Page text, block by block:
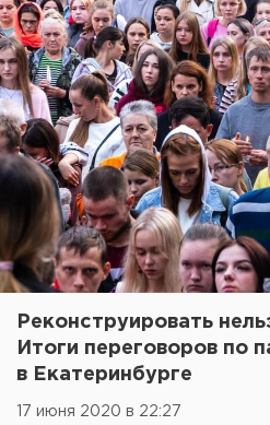
Реконструировать
Итоги переговоров по
в Екатеринбурге
17 июня 2020 в 22:27